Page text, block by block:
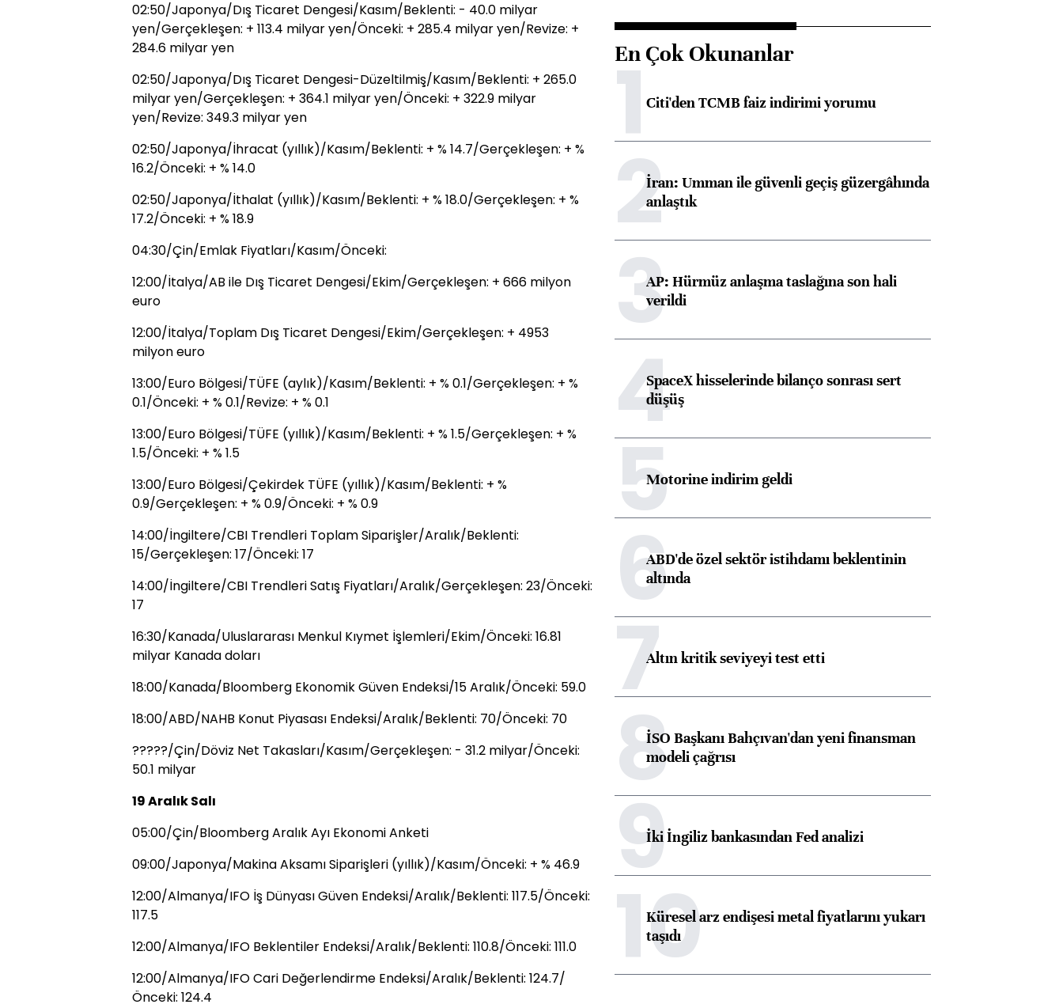
02:50/Japonya/Dış Ticaret Dengesi/Kasım/Beklenti: - 40.0 milyar
yen/Gerçekleşen: + 113.4 milyar yen/Önceki: + 285.4 milyar yen/Revize: +
284.6 milyar yen
02:50/Japonya/Dış Ticaret Dengesi-Düzeltilmiş/Kasım/Beklenti: + 265.0
milyar yen/Gerçekleşen: + 364.1 milyar yen/Önceki: + 322.9 milyar
yen/Revize: 349.3 milyar yen
02:50/Japonya/İhracat (yıllık)/Kasım/Beklenti: + % 14.7/Gerçekleşen: + %
16.2/Önceki: + % 14.0
02:50/Japonya/İthalat (yıllık)/Kasım/Beklenti: + % 18.0/Gerçekleşen: + %
17.2/Önceki: + % 18.9
04:30/Çin/Emlak Fiyatları/Kasım/Önceki:
12:00/İtalya/AB ile Dış Ticaret Dengesi/Ekim/Gerçekleşen: + 666 milyon
euro
12:00/İtalya/Toplam Dış Ticaret Dengesi/Ekim/Gerçekleşen: + 4953
milyon euro
13:00/Euro Bölgesi/TÜFE (aylık)/Kasım/Beklenti: + % 0.1/Gerçekleşen: + %
0.1/Önceki: + % 0.1/Revize: + % 0.1
13:00/Euro Bölgesi/TÜFE (yıllık)/Kasım/Beklenti: + % 1.5/Gerçekleşen: + %
1.5/Önceki: + % 1.5
13:00/Euro Bölgesi/Çekirdek TÜFE (yıllık)/Kasım/Beklenti: + %
0.9/Gerçekleşen: + % 0.9/Önceki: + % 0.9
14:00/İngiltere/CBI Trendleri Toplam Siparişler/Aralık/Beklenti:
15/Gerçekleşen: 17/Önceki: 17
14:00/İngiltere/CBI Trendleri Satış Fiyatları/Aralık/Gerçekleşen: 23/Önceki:
17
16:30/Kanada/Uluslararası Menkul Kıymet İşlemleri/Ekim/Önceki: 16.81
milyar Kanada doları
18:00/Kanada/Bloomberg Ekonomik Güven Endeksi/15 Aralık/Önceki: 59.0
18:00/ABD/NAHB Konut Piyasası Endeksi/Aralık/Beklenti: 70/Önceki: 70
?????/Çin/Döviz Net Takasları/Kasım/Gerçekleşen: - 31.2 milyar/Önceki:
50.1 milyar
19 Aralık Salı
05:00/Çin/Bloomberg Aralık Ayı Ekonomi Anketi
09:00/Japonya/Makina Aksamı Siparişleri (yıllık)/Kasım/Önceki: + % 46.9
12:00/Almanya/IFO İş Dünyası Güven Endeksi/Aralık/Beklenti: 117.5/Önceki:
117.5
12:00/Almanya/IFO Beklentiler Endeksi/Aralık/Beklenti: 110.8/Önceki: 111.0
12:00/Almanya/IFO Cari Değerlendirme Endeksi/Aralık/Beklenti: 124.7/
Önceki: 124.4
En Çok Okunanlar
1Citi'den TCMB faiz indirimi yorumu
2İran: Umman ile güvenli geçiş güzergâhında
anlaştık
3AP: Hürmüz anlaşma taslağına son hali
verildi
4SpaceX hisselerinde bilanço sonrası sert
düşüş
5Motorine indirim geldi
6ABD'de özel sektör istihdamı beklentinin
altında
7Altın kritik seviyeyi test etti
8İSO Başkanı Bahçıvan'dan yeni finansman
modeli çağrısı
9İki İngiliz bankasından Fed analizi
10
Küresel arz endişesi metal fiyatlarını yukarı
taşıdı